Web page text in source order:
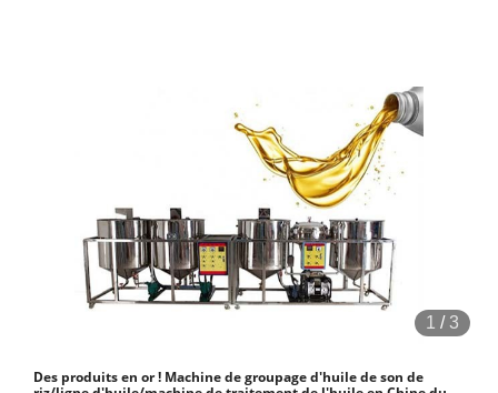
1 /3
Des produits en or ! Machine de groupage d'huile de son de